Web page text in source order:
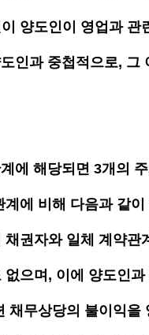
양도인이 영업과 관
인과 중첩적으로, 그
에 해당되면 3개의
에 비해 다음과 같
권자와 일체 계약관
으며, 이에 양도인
채무상당의 불이익을